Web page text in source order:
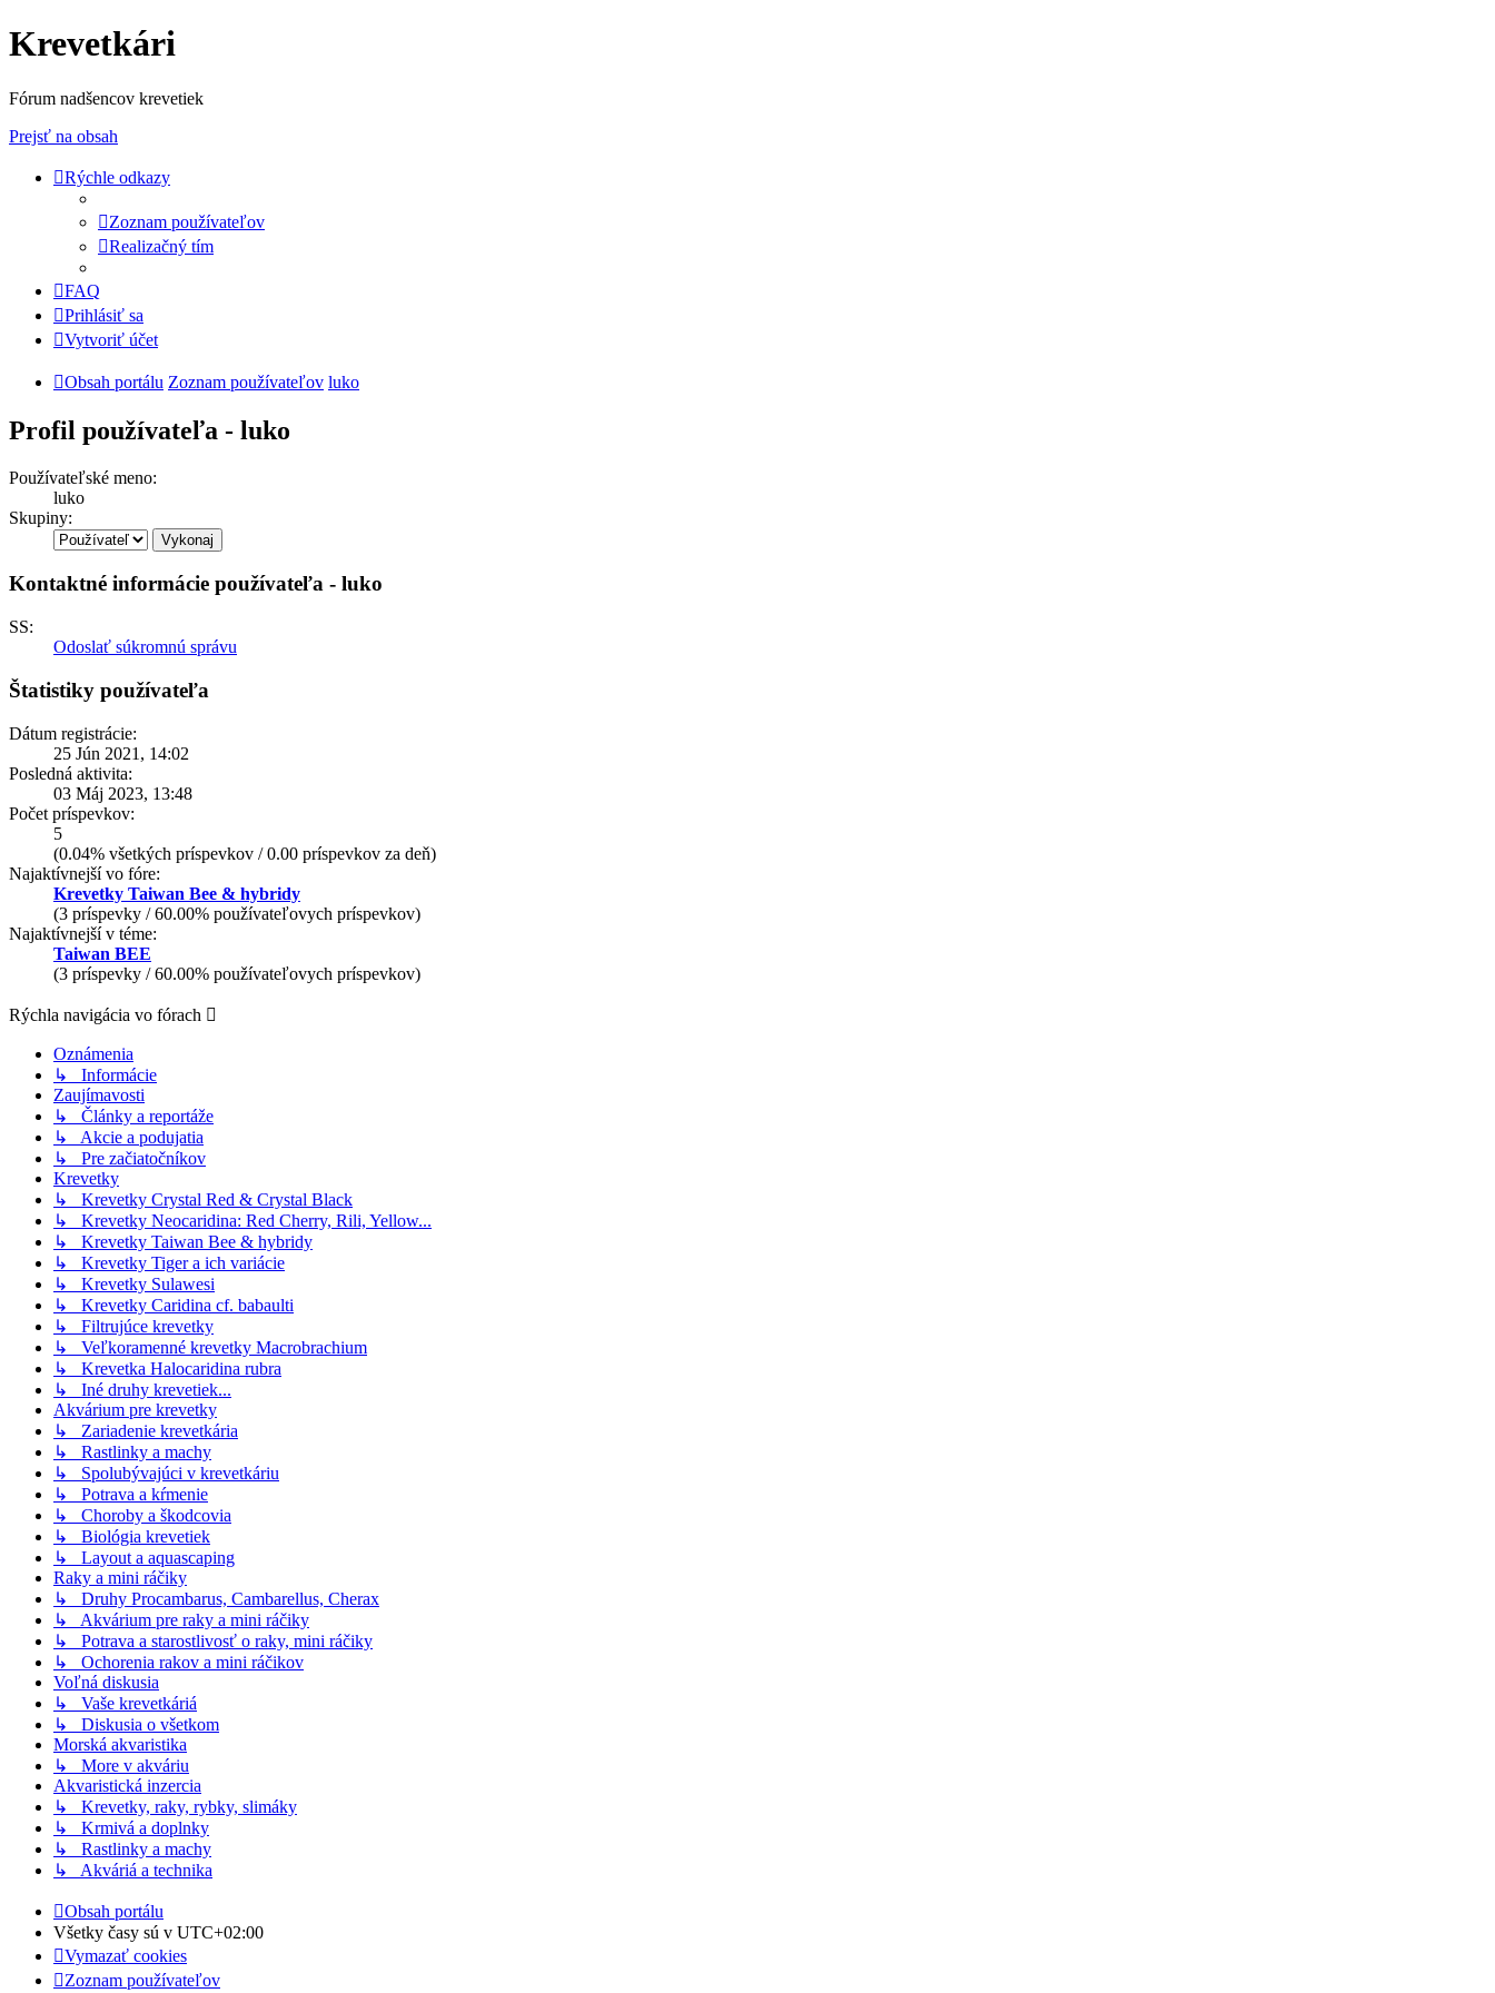
Krevetkári
Fórum nadšencov krevetiek
Prejsť na obsah
Rýchle odkazy
Zoznam používateľov
Realizačný tím
FAQ
Prihlásiť sa
Vytvoriť účet
Obsah portálu Zoznam používateľov luko
Profil používateľa - luko
Používateľské meno:
luko
Skupiny:
Kontaktné informácie používateľa - luko
SS:
Odoslať súkromnú správu
Štatistiky používateľa
Dátum registrácie:
25 Jún 2021, 14:02
Posledná aktivita:
03 Máj 2023, 13:48
Počet príspevkov:
5
(0.04% všetkých príspevkov / 0.00 príspevkov za deň)
Najaktívnejší vo fóre:
Krevetky Taiwan Bee & hybridy
(3 príspevky / 60.00% používateľovych príspevkov)
Najaktívnejší v téme:
Taiwan BEE
(3 príspevky / 60.00% používateľovych príspevkov)
Rýchla navigácia vo fórach
Oznámenia
↳ Informácie
Zaujímavosti
↳ Články a reportáže
↳ Akcie a podujatia
↳ Pre začiatočníkov
Krevetky
↳ Krevetky Crystal Red & Crystal Black
↳ Krevetky Neocaridina: Red Cherry, Rili, Yellow...
↳ Krevetky Taiwan Bee & hybridy
↳ Krevetky Tiger a ich variácie
↳ Krevetky Sulawesi
↳ Krevetky Caridina cf. babaulti
↳ Filtrujúce krevetky
↳ Veľkoramenné krevetky Macrobrachium
↳ Krevetka Halocaridina rubra
↳ Iné druhy krevetiek...
Akvárium pre krevetky
↳ Zariadenie krevetkária
↳ Rastlinky a machy
↳ Spolubývajúci v krevetkáriu
↳ Potrava a kŕmenie
↳ Choroby a škodcovia
↳ Biológia krevetiek
↳ Layout a aquascaping
Raky a mini ráčiky
↳ Druhy Procambarus, Cambarellus, Cherax
↳ Akvárium pre raky a mini ráčiky
↳ Potrava a starostlivosť o raky, mini ráčiky
↳ Ochorenia rakov a mini ráčikov
Voľná diskusia
↳ Vaše krevetkáriá
↳ Diskusia o všetkom
Morská akvaristika
↳ More v akváriu
Akvaristická inzercia
↳ Krevetky, raky, rybky, slimáky
↳ Krmivá a doplnky
↳ Rastlinky a machy
↳ Akváriá a technika
Obsah portálu
Všetky časy sú v UTC+02:00
Vymazať cookies
Zoznam používateľov